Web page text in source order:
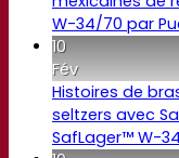
W-34/70 par
10
Fév
Histoires de
seltzers avec
SafLager™ W-